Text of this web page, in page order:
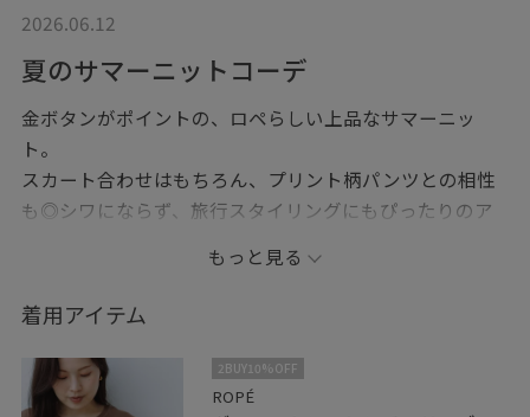
2026.06.12
夏のサマーニットコーデ
金ボタンがポイントの、ロペらしい上品なサマーニッ
ト。
スカート合わせはもちろん、プリント柄パンツとの相性
も◎シワにならず、旅行スタイリングにもぴったりのア
※記載のないものはスタッフの私物です。
※店頭及び屋外での撮影画像は、光の当たり具合で色味
が異なって見える場合がございます。
もっと見る
着用アイテム
2BUY10%OFF
ROPÉ